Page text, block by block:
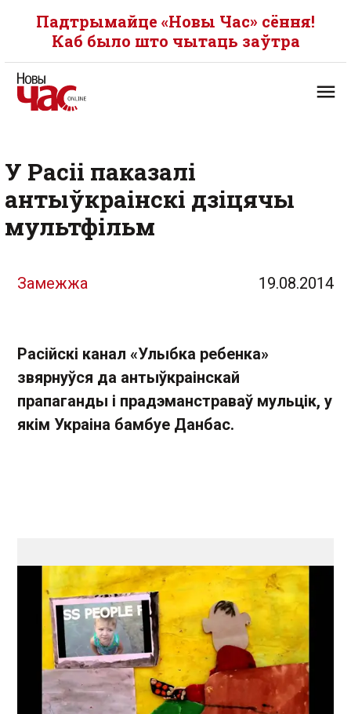
Падтрымайце «Новы Час» сёння!
Каб было што чытаць заўтра
У Расіі паказалі
антыўкраінскі дзіцячы
мультфільм
Замежжа 19.08.2014
Расійскі канал «Улыбка ребенка»
звярнуўся да антыўкраінскай
прапаганды і прадэманстраваў мульцік, у
якім Украіна бамбуе Данбас.